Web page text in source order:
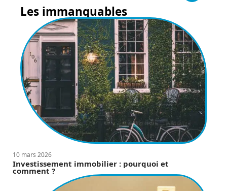
Les immanquables
10 mars 2026
Investissement immobilier : pourquoi et
comment ?